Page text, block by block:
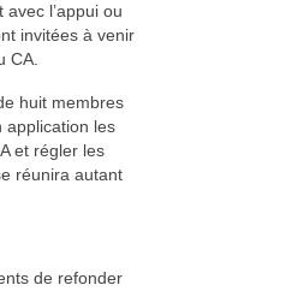
l’appui ou
invitées à venir
CA.
huit membres
application les
et régler les
réunira autant
de refonder